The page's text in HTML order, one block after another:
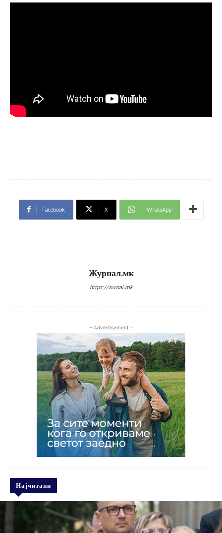
Facebook X WhatsApp
Журнал.мк
https://zurnal.mk
- Advertisement -
Најчитани